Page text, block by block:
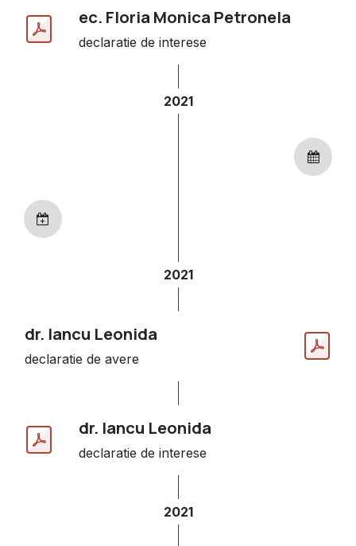
ec. Floria Monica Petronela
declaratie de interese
2021
2021
dr. Iancu Leonida
declaratie de avere
dr. Iancu Leonida
declaratie de interese
2021